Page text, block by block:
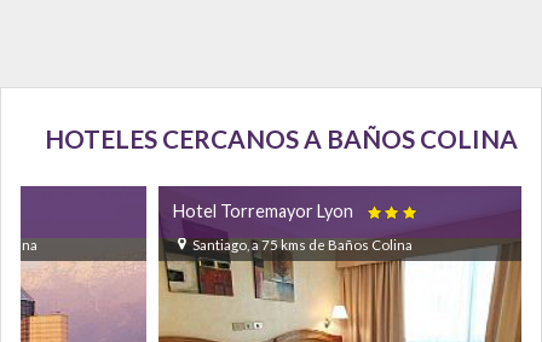
HOTELES CERCANOS A BAÑOS COLINA
Hotel Torremayor Lyon 
Santiago, a 75 kms de Baños Colina